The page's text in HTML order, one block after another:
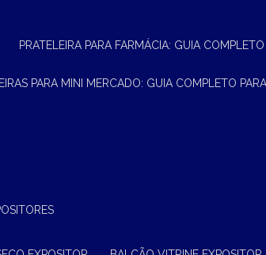
PRATELEIRA PARA FARMÁCIA: GUIA
PARA MINI MERCADO: GUIA COMPLETO